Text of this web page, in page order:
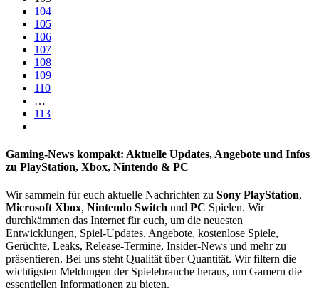
104
105
106
107
108
109
110
…
113
Gaming-News kompakt: Aktuelle Updates, Angebote und Infos
zu PlayStation, Xbox, Nintendo & PC
Wir sammeln für euch aktuelle Nachrichten zu Sony PlayStation,
Microsoft Xbox, Nintendo Switch und PC Spielen. Wir
durchkämmen das Internet für euch, um die neuesten
Entwicklungen, Spiel-Updates, Angebote, kostenlose Spiele,
Gerüchte, Leaks, Release-Termine, Insider-News und mehr zu
präsentieren. Bei uns steht Qualität über Quantität. Wir filtern die
wichtigsten Meldungen der Spielebranche heraus, um Gamern die
essentiellen Informationen zu bieten.